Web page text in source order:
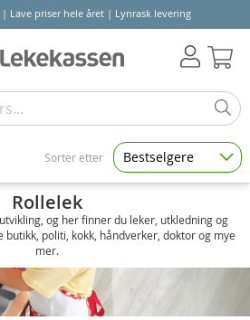
Lave priser hele året | Lynrask levering
Rollelek
og her finner du leker, utkledning og
politi, kokk, håndverker, doktor og mye
mer.
Sorter etter Bestselgere